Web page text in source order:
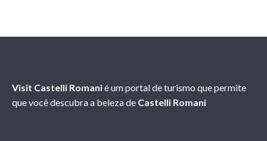
Visit Castelli Romanié um portal de turismo que permite
que você descubra a beleza de Castelli Romani